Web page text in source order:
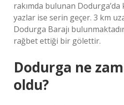
rakımda bulunan Dodurga’da
yazlar ise serin geçer. 3 km
Dodurga Barajı bulunmaktadır.
rağbet ettiği bir gölettir.
Dodurga ne
oldu?